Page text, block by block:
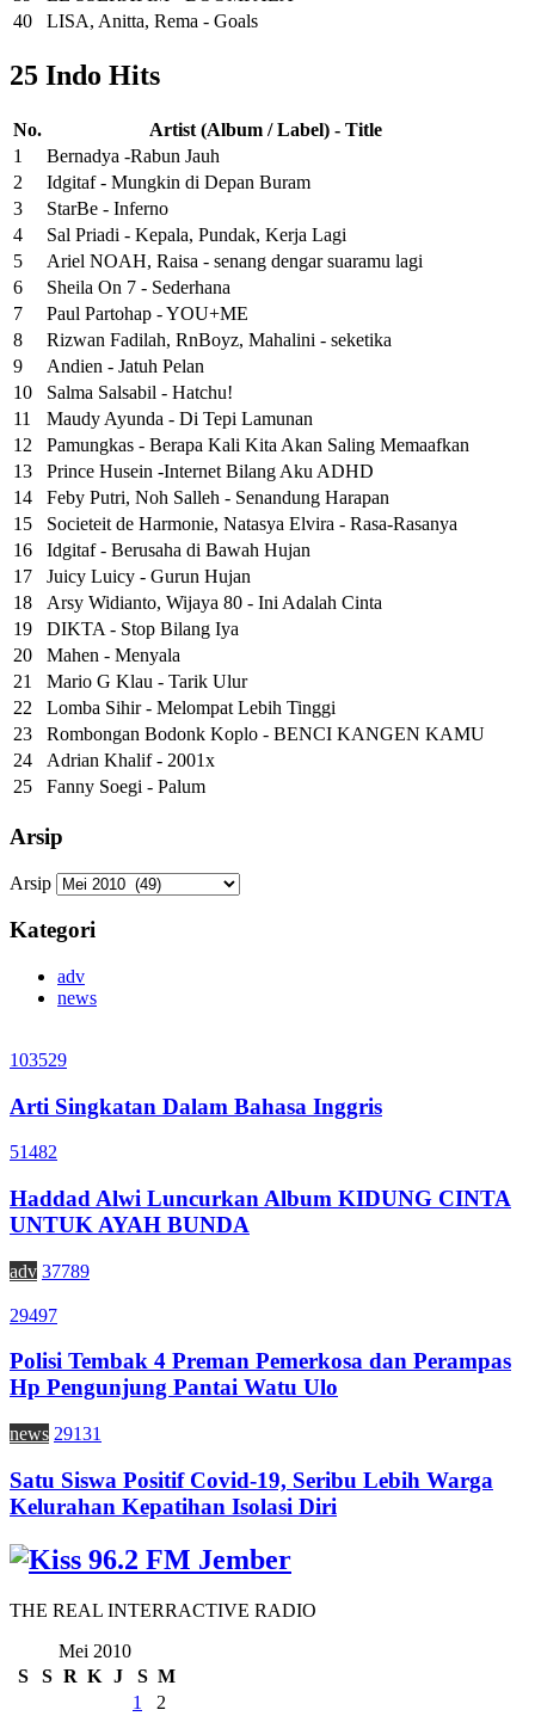
40
LISA, Anitta, Rema - Goals
25 Indo Hits
No.
Artist (Album / Label) - Title
1
Bernadya -Rabun Jauh
2
Idgitaf - Mungkin di Depan Buram
3
StarBe - Inferno
4
Sal Priadi - Kepala, Pundak, Kerja Lagi
5
Ariel NOAH, Raisa - senang dengar suaramu lagi
6
Sheila On 7 - Sederhana
7
Paul Partohap - YOU+ME
8
Rizwan Fadilah, RnBoyz, Mahalini - seketika
9
Andien - Jatuh Pelan
10
Salma Salsabil - Hatchu!
11
Maudy Ayunda - Di Tepi Lamunan
12
Pamungkas - Berapa Kali Kita Akan Saling Memaafkan
13
Prince Husein -Internet Bilang Aku ADHD
14
Feby Putri, Noh Salleh - Senandung Harapan
15
Societeit de Harmonie, Natasya Elvira - Rasa-Rasanya
16
Idgitaf - Berusaha di Bawah Hujan
17
Juicy Luicy - Gurun Hujan
18
Arsy Widianto, Wijaya 80 - Ini Adalah Cinta
19
DIKTA - Stop Bilang Iya
20
Mahen - Menyala
21
Mario G Klau - Tarik Ulur
22
Lomba Sihir - Melompat Lebih Tinggi
23
Rombongan Bodonk Koplo - BENCI KANGEN KAMU
24
Adrian Khalif - 2001x
25
Fanny Soegi - Palum
Arsip
Arsip
Kategori
adv
news
103529
Arti Singkatan Dalam Bahasa Inggris
51482
Haddad Alwi Luncurkan Album KIDUNG CINTA
UNTUK AYAH BUNDA
adv 37789
29497
Polisi Tembak 4 Preman Pemerkosa dan Perampas
Hp Pengunjung Pantai Watu Ulo
news 29131
Satu Siswa Positif Covid-19, Seribu Lebih Warga
Kelurahan Kepatihan Isolasi Diri
THE REAL INTERRACTIVE RADIO
Mei 2010
S
S R K J S M
1
2